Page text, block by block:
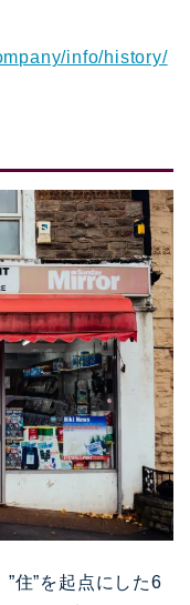
info/history/
住”を起点にした6